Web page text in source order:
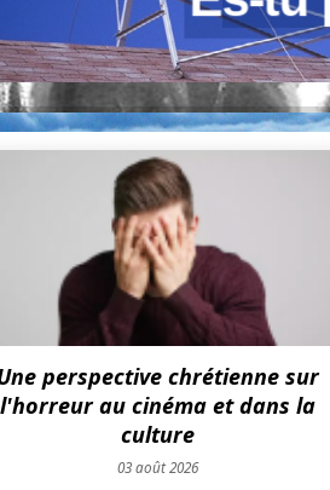
perspective chrétienne sur
l'horreur au cinéma et dans la
culture
03 août 2026